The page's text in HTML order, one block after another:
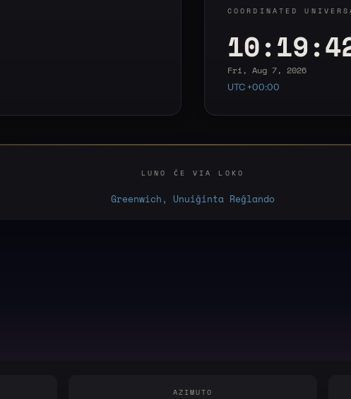
COORDINATED
Fri, Aug 7, 2026
UTC +00:00
LUNO ĈE VIA LOKO
Greenwich, Unuiĝinta Reĝlando
AZIMUTO